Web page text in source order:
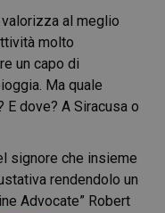
al meglio
molto
un capo di
Ma quale
dove? A Siracusa o
signore che insieme
rendendolo un
Advocate” Robert